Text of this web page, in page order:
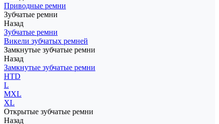
Приводные ремни
Зубчатые ремни
Назад
Зубчатые ремни
Викели зубчатых ремней
Замкнутые зубчатые ремни
Назад
Замкнутые зубчатые ремни
HTD
L
MXL
XL
Открытые зубчатые ремни
Назад